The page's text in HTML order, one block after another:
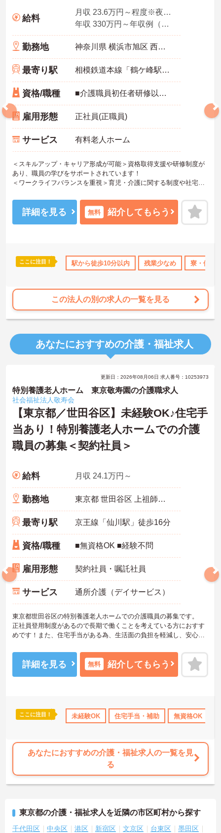
託児所・育児補助 無資格OK 年間休日110日以上
給料
月収 23.6万円～程度※夜勤手当込
年収 330万円～年収例（賞与2ヶ月、平均残業時間10時間／月を含む）
勤務地 神奈川県 横浜市旭区 西川島町60-4
最寄り駅 相模鉄道本線「鶴ケ峰駅」徒歩7分
資格/職種 ■介護職員初任者研修以上 ※無資格の方も応募可（資格支援制度あり）
雇用形態 正社員(正職員)
サービス 有料老人ホーム
＜スキルアップ・キャリア形成が可能＞資格取得支援や研修制度が
あり、職員の学びをサポートされています！
＜ワークライフバランスを重視＞育児・介護に関する制度や社宅制
＜寄り添ったケアの実施＞利用者さまに深く寄り添ったサービスの
提供を目指し、職員の専門性を高めるような人材育成にも注力され
詳細を見る 無料 紹介してもらう
ここに注目！ 駅から徒歩10分以内 残業少なめ 寮・借り
この法人の別の求人の一覧を見る
あなたにおすすめの介護・福祉求人
資格取得サポート 研修制度あり 産休･育休･介護休暇取得実
更新日：2026年08月06日 求人番号：10253973
特別養護老人ホーム 東京敬寿園の介護職求人
社会福祉法人敬寿会
【東京都／世田谷区】未経験OK♪住宅手
当あり！特別養護老人ホームでの介護
職員の募集＜契約社員＞
給料 月収 24.1万円～
勤務地 東京都 世田谷区 上祖師谷7-1-1
最寄り駅 京王線「仙川駅」徒歩16分
資格/職種 ■無資格OK ■経験不問
雇用形態 契約社員・嘱託社員
サービス 通所介護（デイサービス）
東京都世田谷区の特別養護老人ホームでの介護職員の募集です。
正社員登用制度があるので長期で働くことを考えている方におすす
めです！また、住宅手当がある為、生活面の負担を軽減し、安心し
ご興味のある方には、面接対策ポイントなど、さらに詳細をお話し
いたしますのでお気軽にご相談ください！
詳細を見る 無料 紹介してもらう
ここに注目！ 未経験OK 住宅手当・補助 無資格OK
あなたにおすすめの介護・福祉求人の一覧を見
る
東京都の介護・福祉求人を近隣の市区町村から探す
千代田区 中央区 港区 新宿区 文京区 台東区
墨田区